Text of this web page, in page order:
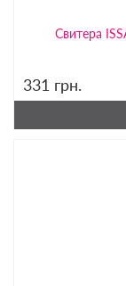
Свитера
331 грн.